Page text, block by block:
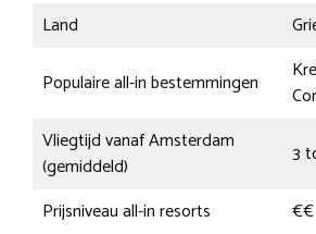
Land
Populaire all-in bestemmingen
Vliegtijd vanaf Amsterdam
(gemiddeld)
3
Prijsniveau all-in resorts
€€